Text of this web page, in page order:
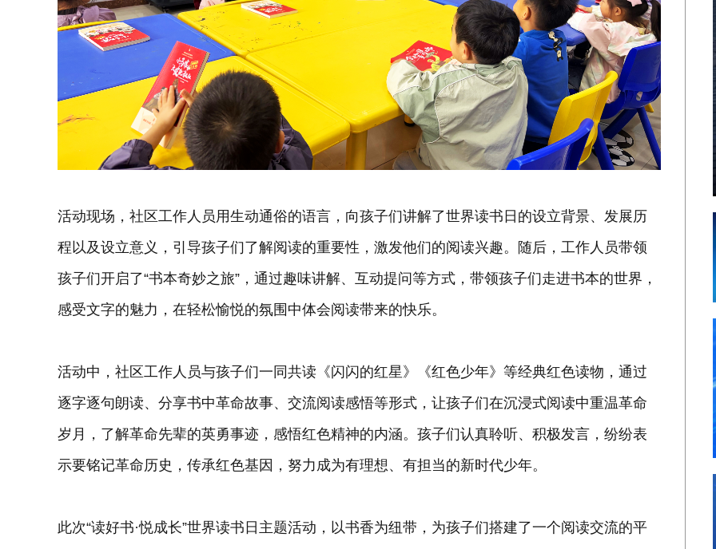
活动现场，社区工作人员用生动通俗的语言，向孩子们讲解了世界读书日的设立背景、发展历
程以及设立意义，引导孩子们了解阅读的重要性，激发他们的阅读兴趣。随后，工作人员带领
孩子们开启了“书本奇妙之旅”，通过趣味讲解、互动提问等方式，带领孩子们走进书本的世界，
感受文字的魅力，在轻松愉悦的氛围中体会阅读带来的快乐。
活动中，社区工作人员与孩子们一同共读《闪闪的红星》《红色少年》等经典红色读物，通过
逐字逐句朗读、分享书中革命故事、交流阅读感悟等形式，让孩子们在沉浸式阅读中重温革命
岁月，了解革命先辈的英勇事迹，感悟红色精神的内涵。孩子们认真聆听、积极发言，纷纷表
示要铭记革命历史，传承红色基因，努力成为有理想、有担当的新时代少年。
此次“读好书·悦成长”世界读书日主题活动，以书香为纽带，为孩子们搭建了一个阅读交流的平